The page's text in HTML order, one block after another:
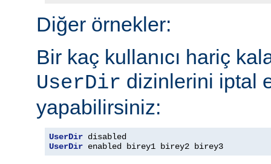
Diğer örnekler:
Bir kaç kullanıcı hariç
UserDir dizinlerini iptal
yapabilirsiniz:
UserDir
UserDir enabled birey1 birey2 birey3